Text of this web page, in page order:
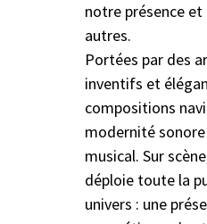
notre présence et
autres.
Portées par des
inventifs et
compositions
modernité
musical. Sur
déploie toute la
univers : une